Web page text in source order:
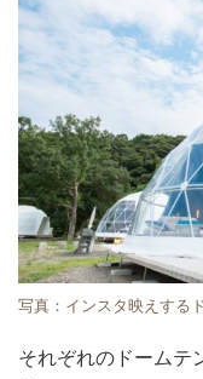
写真：インスタ映えする
それぞれのドームテ